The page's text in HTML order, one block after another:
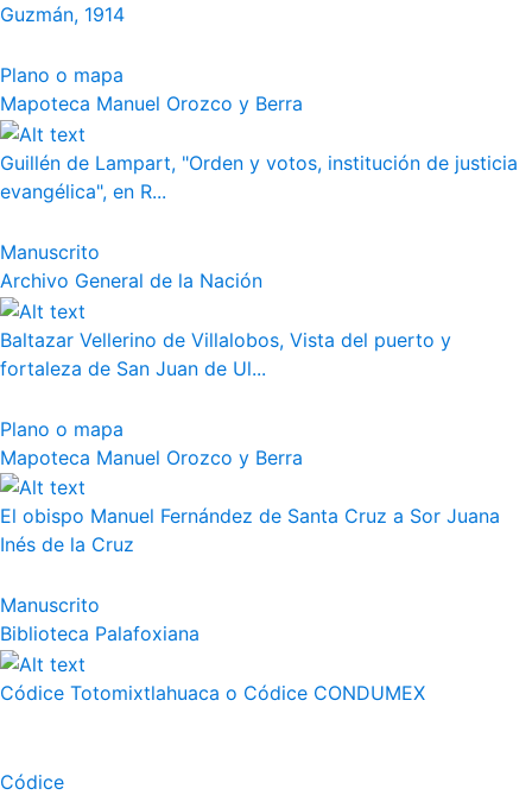
Guzmán, 1914
Plano o mapa
Mapoteca Manuel Orozco y Berra
Guillén de Lampart, "Orden y votos, institución de justicia
evangélica", en R...
Manuscrito
Archivo General de la Nación
Baltazar Vellerino de Villalobos, Vista del puerto y
fortaleza de San Juan de Ul...
Plano o mapa
Mapoteca Manuel Orozco y Berra
El obispo Manuel Fernández de Santa Cruz a Sor Juana
Inés de la Cruz
Manuscrito
Biblioteca Palafoxiana
Códice Totomixtlahuaca o Códice CONDUMEX
Códice